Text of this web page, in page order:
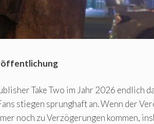
Take Two im Jahr 2026
stiegen sprunghaft an. Wenn der
noch zu Verzögerungen kommen,